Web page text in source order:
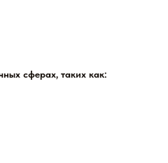
сферах, таких как: